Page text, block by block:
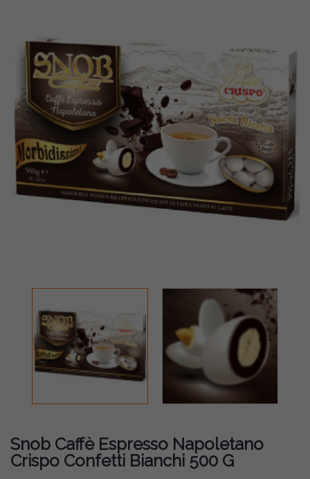
Snob Caffè Espresso Napoletano
Crispo Confetti Bianchi 500 G